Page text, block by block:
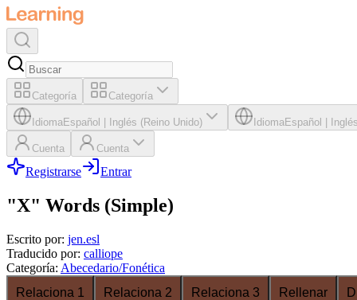
Categoría Categoría
IdiomaEspañol Inglés (Reino Unido) IdiomaEspañol
Cuenta Cuenta
Registrarse Entrar
"X" Words (Simple)
Escrito por: jen.esl
Traducido por: calliope
Categoría: Abecedario/Fonética
Relaciona 1
Relaciona 2 Relaciona 3 Rellenar